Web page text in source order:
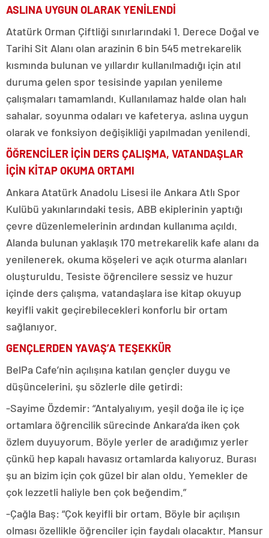
ASLINA UYGUN OLARAK YENİLENDİ
Atatürk Orman Çiftliği sınırlarındaki 1. Derece Doğal ve
Tarihi Sit Alanı olan arazinin 6 bin 545 metrekarelik
kısmında bulunan ve yıllardır kullanılmadığı için atıl
duruma gelen spor tesisinde yapılan yenileme
çalışmaları tamamlandı. Kullanılamaz halde olan halı
sahalar, soyunma odaları ve kafeterya, aslına uygun
olarak ve fonksiyon değişikliği yapılmadan yenilendi.
ÖĞRENCİLER İÇİN DERS ÇALIŞMA, VATANDAŞLAR
İÇİN KİTAP OKUMA ORTAMI
Ankara Atatürk Anadolu Lisesi ile Ankara Atlı Spor
Kulübü yakınlarındaki tesis, ABB ekiplerinin yaptığı
çevre düzenlemelerinin ardından kullanıma açıldı.
Alanda bulunan yaklaşık 170 metrekarelik kafe alanı da
yenilenerek, okuma köşeleri ve açık oturma alanları
oluşturuldu. Tesiste öğrencilere sessiz ve huzur
içinde ders çalışma, vatandaşlara ise kitap okuyup
keyifli vakit geçirebilecekleri konforlu bir ortam
sağlanıyor.
GENÇLERDEN YAVAŞ’A TEŞEKKÜR
BelPa Cafe’nin açılışına katılan gençler duygu ve
düşüncelerini, şu sözlerle dile getirdi:
-Sayime Özdemir: “Antalyalıyım, yeşil doğa ile iç içe
ortamlara öğrencilik sürecinde Ankara’da iken çok
özlem duyuyorum. Böyle yerler de aradığımız yerler
çünkü hep kapalı havasız ortamlarda kalıyoruz. Burası
şu an bizim için çok güzel bir alan oldu. Yemekler de
çok lezzetli haliyle ben çok beğendim.”
-Çağla Baş: “Çok keyifli bir ortam. Böyle bir açılışın
olması özellikle öğrenciler için faydalı olacaktır. Mansur